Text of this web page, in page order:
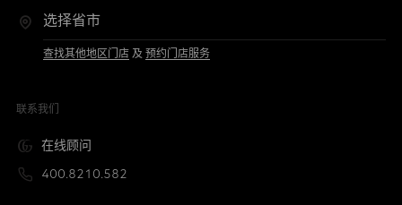
查找其他地区门店 及 预约门店服务
联系我们
在线顾问
400.8210.582